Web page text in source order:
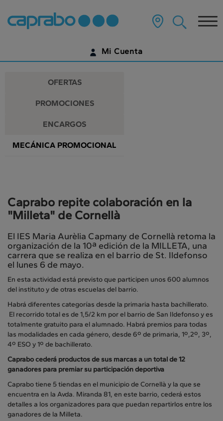
Promociones
y
descuentos
en
nuestros
supermercados
contenido
página
Mi Cuenta
¿AÚN NO TIENES UNA CUENTA DIGITAL?
OFERTAS
PROMOCIONES
ENCARGOS
MECÁNICA PROMOCIONAL
Caprabo repite colaboración en la
"Milleta" de Cornellà
El IES Maria Aurèlia Capmany de Cornellà retoma la
organización de la 10ª edición de la MILLETA, una
carrera que se realiza en el barrio de St. Ildefonso
el lunes 6 de mayo.
En esta actividad está previsto que participen unos 600 alumnos
del instituto y de otras escuelas del barrio.
Habrá diferentes categorías desde la primaria hasta bachillerato.
El recorrido total es de 1,5/2 km por el barrio de San Ildefonso y es
totalmente gratuito para el alumnado. Habrá premios para todas
las modalidades en cada género, desde 6º de primaria, 1º,2º, 3º,
4º ESO y 1º de bachillerato.
Caprabo cederá productos de sus marcas a un total de 12
ganadores para premiar su participación deportiva
Caprabo tiene 5 tiendas en el municipio de Cornellà y la que se
encuentra en la Avda. Miranda 81, en este barrio, cederá estos
detalles a los organizadores para que puedan repartirlos entre los
ganadores de la Milleta.